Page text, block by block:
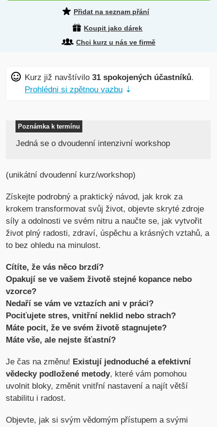
Přidat na seznam přání
Koupit jako dárek
Chci kurz u nás ve firmě
Kurz již navštívilo31 spokojených účastníků.
Prohlédni si zpětnou vazbu ⇣
Poznámka k termínu
Jedná se o dvoudenní intenzivní workshop
(unikátní dvoudenní kurz/workshop)
Získejte podrobný a praktický návod, jak krok za
krokem transformovat svůj život, objevte skryté zdroje
síly a odolnosti ve svém nitru a naučte se, jak vytvořit
život plný radosti, zdraví, úspěchu a krásných vztahů, a
to bez ohledu na minulost.
Cítíte, že vás něco brzdí?
Opakují se ve vašem životě stejné kopance nebo
vzorce?
Nedaří se vám ve vztazích ani v práci?
Pociťujete stres, vnitřní neklid nebo strach?
Máte pocit, že ve svém životě stagnujete?
Máte vše, ale nejste šťastní?
Je čas na změnu! Existují jednoduché a efektivní
vědecky podložené metody, které vám pomohou
uvolnit bloky, změnit vnitřní nastavení a najít větší
stabilitu i radost.
Objevte, jak si svým vědomým přístupem a svými